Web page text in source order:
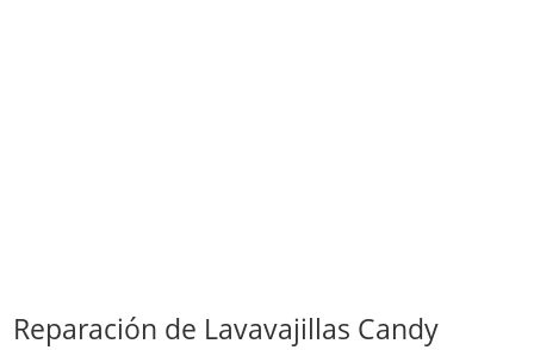
Reparación de Lavavajillas Candy